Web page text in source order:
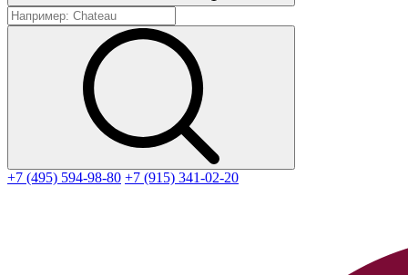
+7 (495) 594-98-80 +7 (915) 341-02-20